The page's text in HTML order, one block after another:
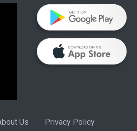
Us Privacy Policy